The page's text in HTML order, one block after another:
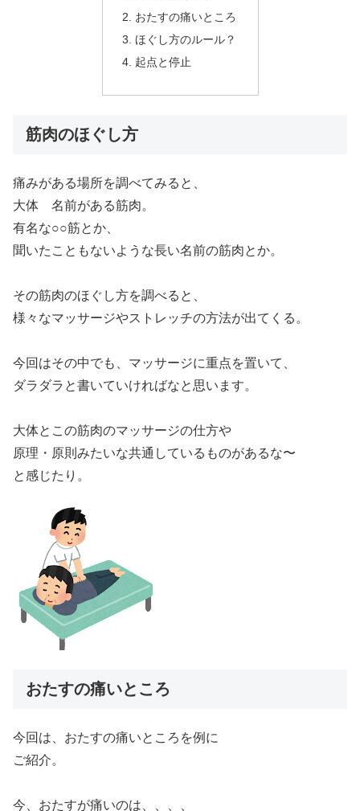
おたすの痛いところ
ほぐし方のルール？
起点と停止
筋肉のほぐし方
痛みがある場所を調べてみると、
大体 名前がある筋肉。
有名な○○筋とか、
聞いたこともないような長い名前の筋肉とか。
その筋肉のほぐし方を調べると、
様々なマッサージやストレッチの方法が出てくる。
今回はその中でも、マッサージに重点を置いて、
ダラダラと書いていければなと思います。
大体とこの筋肉のマッサージの仕方や
原理・原則みたいな共通しているものがあるな〜
と感じたり。
おたすの痛いところ
今回は、おたすの痛いところを例に
ご紹介。
今、おたすが痛いのは、、、、